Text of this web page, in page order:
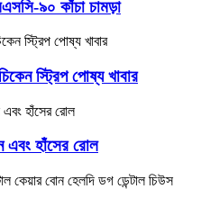
৯০ কাঁচা চামড়া
স্ট্রিপ পোষ্য খাবার
এবং হাঁসের রোল